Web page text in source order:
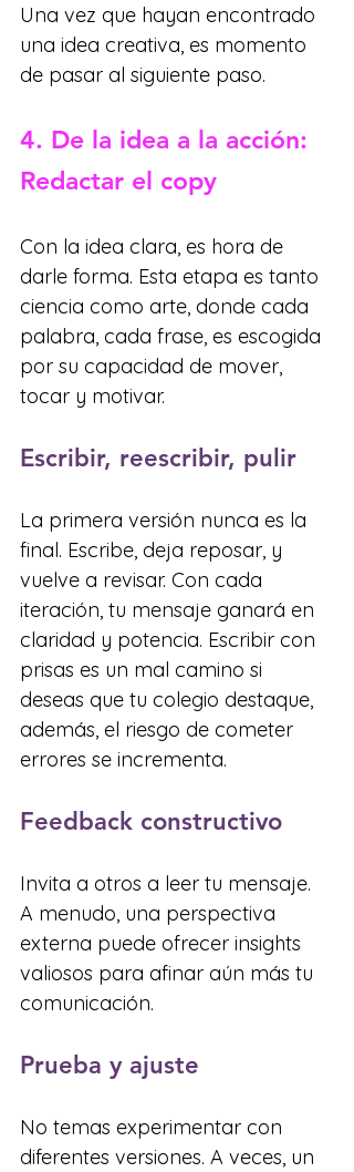
Una vez que hayan encontrado
una idea creativa, es momento
de pasar al siguiente paso.
4. De la idea a la acción:
Redactar el copy
Con la idea clara, es hora de
darle forma. Esta etapa es tanto
ciencia como arte, donde cada
palabra, cada frase, es escogida
por su capacidad de mover,
tocar y motivar.
Escribir, reescribir, pulir
La primera versión nunca es la
final. Escribe, deja reposar, y
vuelve a revisar. Con cada
iteración, tu mensaje ganará en
claridad y potencia. Escribir con
prisas es un mal camino si
deseas que tu colegio destaque,
además, el riesgo de cometer
errores se incrementa.
Feedback constructivo
Invita a otros a leer tu mensaje.
A menudo, una perspectiva
externa puede ofrecer insights
valiosos para afinar aún más tu
comunicación.
Prueba y ajuste
No temas experimentar con
diferentes versiones. A veces, un